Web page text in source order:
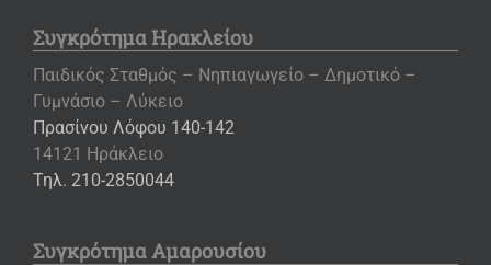
Συγκρότημα Ηρακλείου
Παιδικός Σταθμός – Νηπιαγωγείο – Δημοτικό –
Γυμνάσιο – Λύκειο
Πρασίνου Λόφου 140-142
14121 Ηράκλειο
Τηλ. 210-2850044
Συγκρότημα Αμαρουσίου